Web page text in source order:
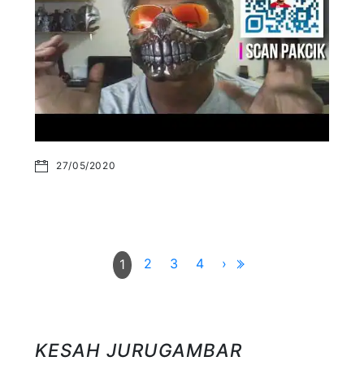
27/05/2020
1 2 3 4 ›
KESAH JURUGAMBAR